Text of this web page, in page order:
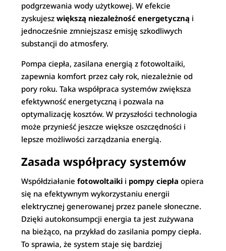
podgrzewania wody użytkowej. W efekcie
zyskujeszwiększą niezależność energetyczną i
jednocześnie zmniejszasz emisję szkodliwych
substancji do atmosfery.
Pompa ciepła, zasilana energią z fotowoltaiki,
zapewnia komfort przez cały rok, niezależnie od
pory roku. Taka współpraca systemów zwiększa
efektywność energetyczną i pozwala na
optymalizację kosztów. W przyszłości technologia
może przynieść jeszcze większe oszczędności i
lepsze możliwości zarządzania energią.
Zasada współpracy systemów
Współdziałaniefotowoltaiki i pompy ciepła opiera
się na efektywnym wykorzystaniu energii
elektrycznej generowanej przez panele słoneczne.
Dzięki autokonsumpcji energia ta jest zużywana
na bieżąco, na przykład do zasilania pompy ciepła.
To sprawia, że system staje się bardziej